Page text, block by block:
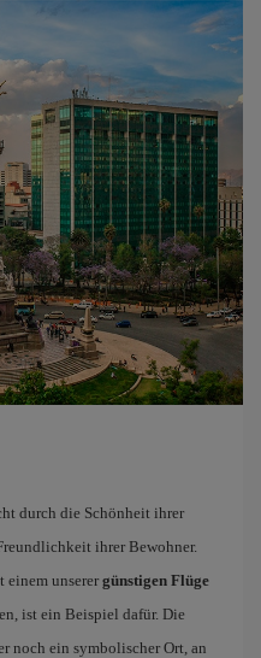
durch die Schönheit ihrer
ihrer Bewohner.
einem unserer günstigen Flüge
ist ein Beispiel dafür. Die
noch ein symbolischer Ort, an